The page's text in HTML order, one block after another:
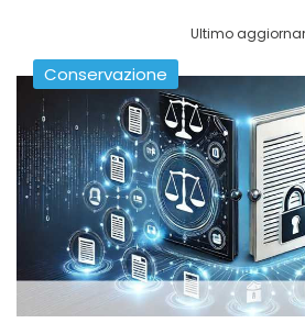
Ultimo
Conservazione